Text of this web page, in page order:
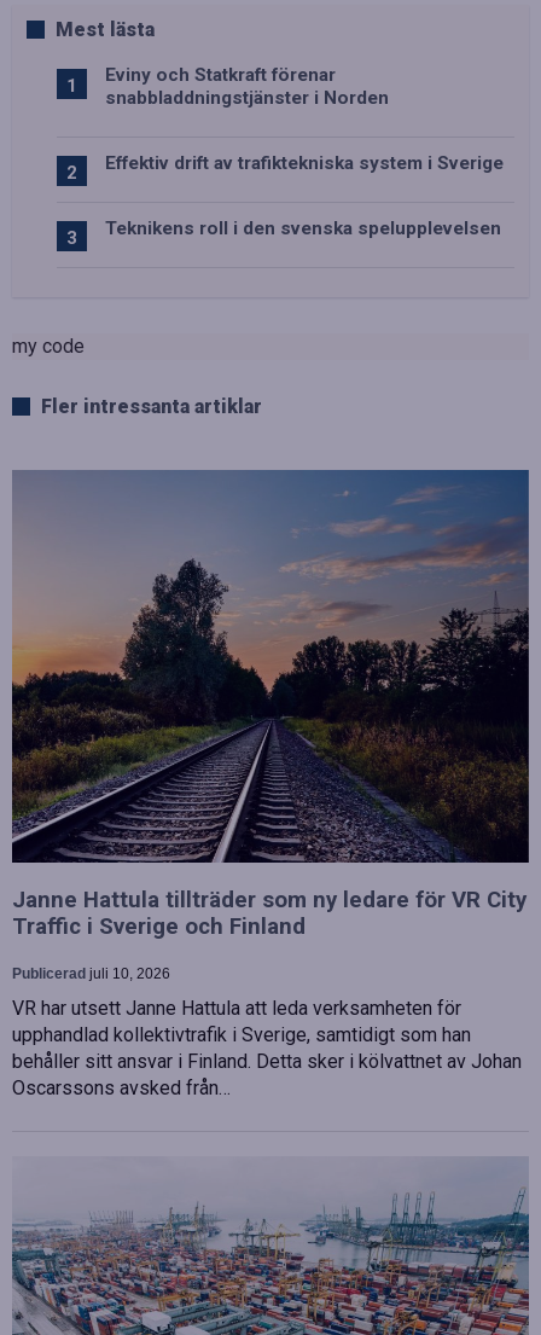
Mest lästa
Eviny och Statkraft förenar
snabbladdningstjänster i Norden
Effektiv drift av trafiktekniska system i Sverige
Teknikens roll i den svenska spelupplevelsen
my code
Fler intressanta artiklar
Janne Hattula tillträder som ny ledare för VR City
Traffic i Sverige och Finland
Publicerad juli 10, 2026
VR har utsett Janne Hattula att leda verksamheten för
upphandlad kollektivtrafik i Sverige, samtidigt som han
behåller sitt ansvar i Finland. Detta sker i kölvattnet av Johan
Oscarssons avsked från…